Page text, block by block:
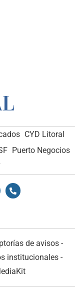
CYD Litoral
Puerto Negocios
de avisos -
institucionales -